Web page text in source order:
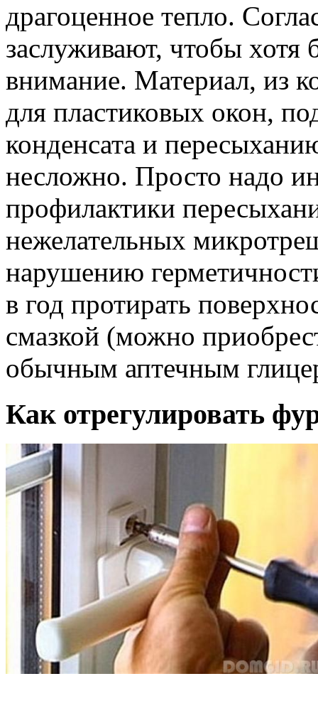
драгоценное тепло.
заслуживают, чтобы
внимание. Материал, из
для пластиковых окон,
конденсата и
несложно. Просто надо
профилактики
нежелательных
нарушению
в год протирать
смазкой (можно
обычным аптечным
Как отрегулировать